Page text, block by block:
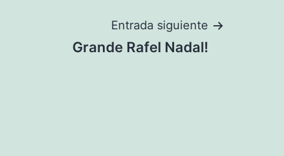
Entrada siguiente
Grande Rafel Nadal!